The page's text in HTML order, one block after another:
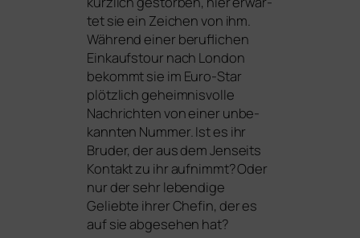
tet sie ein Zeichen von ihm.
Während einer beruf­li­chen
Einkaufstour nach London
bekommt sie im Euro-Star
plötz­lich geheim­nis­vol­le
Nachrichten von einer unbe­
kann­ten Nummer. Ist es ihr
Bruder, der aus dem Jenseits
Kontakt zu ihr auf­nimmt? Oder
nur der sehr leben­di­ge
Geliebte ihrer Chefin, der es
auf sie abge­se­hen hat?